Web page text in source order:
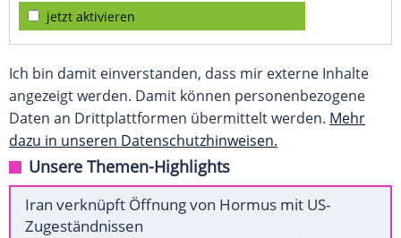
jetzt aktivieren
Ich bin damit einverstanden, dass mir externe Inhalte
angezeigt werden. Damit können personenbezogene
Daten an Drittplattformen übermittelt werden. Mehr
dazu in unseren Datenschutzhinweisen.
Unsere Themen-Highlights
Iran verknüpft Öffnung von Hormus mit US-
Zugeständnissen